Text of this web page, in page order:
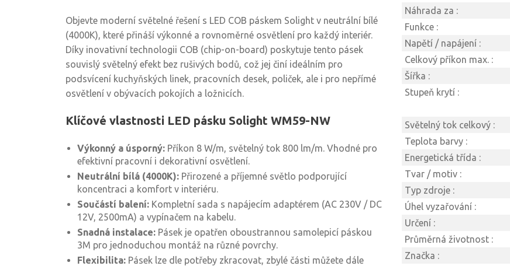
Objevte moderní světelné řešení s LED COB páskem Solight v neutrální bílé
(4000K), které přináší výkonné a rovnoměrné osvětlení pro každý interiér.
Díky inovativní technologii COB (chip-on-board) poskytuje tento pásek
souvislý světelný efekt bez rušivých bodů, což jej činí ideálním pro
podsvícení kuchyňských linek, pracovních desek, poliček, ale i pro nepřímé
osvětlení v obývacích pokojích a ložnicích.
Klíčové vlastnosti LED pásku Solight WM59-NW
Výkonný a úsporný: Příkon 8 W/m, světelný tok 800 lm/m. Vhodné pro
efektivní pracovní i dekorativní osvětlení.
Neutrální bílá (4000K): Přirozené a příjemné světlo podporující
koncentraci a komfort v interiéru.
Součástí balení: Kompletní sada s napájecím adaptérem (AC 230V / DC
12V, 2500mA) a vypínačem na kabelu.
Snadná instalace: Pásek je opatřen oboustrannou samolepicí páskou
3M pro jednoduchou montáž na různé povrchy.
Flexibilita: Pásek lze dle potřeby zkracovat, zbylé části můžete dále
Náhrada za :
Funkce :
Napětí / napájení :
Celkový příkon max. :
Šířka :
Stupeň krytí :
Světelný tok celkový :
Teplota barvy :
Energetická třída :
Tvar / motiv :
Typ zdroje :
Úhel vyzařování :
Určení :
Průměrná životnost :
Značka :